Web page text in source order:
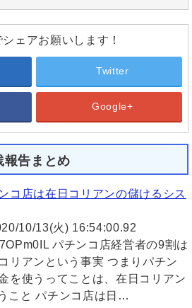
ェアお願いします！
Twitter
Google+
報告まとめ
コ店は在日コリアンの儲けるシス
10/13(火) 16:54:00.92
パチンコ店経営者の9割は
リアンという事実 つまりパチン
を使うってことは、在日コリアン
こと パチンコ店は日…